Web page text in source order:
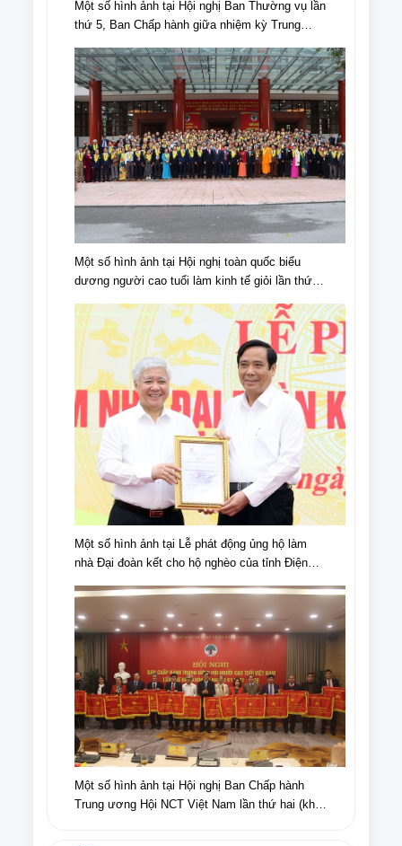
Một số hình ảnh tại Hội nghị Ban Thường vụ lần
thứ 5, Ban Chấp hành giữa nhiệm kỳ Trung
Một số hình ảnh tại Hội nghị toàn quốc biểu
dương người cao tuổi làm kinh tế giỏi lần thứ
Một số hình ảnh tại Lễ phát động ủng hộ làm
nhà Đại đoàn kết cho hộ nghèo của tỉnh Điện
Biên Phủ (07/5/1954-07/5/2024)
Một số hình ảnh tại Hội nghị Ban Chấp hành
Trung ương Hội NCT Việt Nam lần thứ hai (khóa